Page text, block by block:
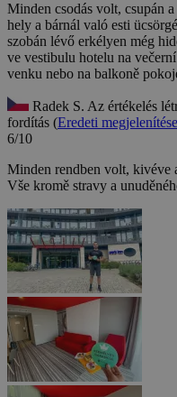
Minden csodás volt, csupán
hely a bárnál való esti
szobán lévő erkélyen még
ve vestibulu hotelu na
venku nebo na balkoně
Radek S. Az értékelés
fordítás (Eredeti megjelenítése
6/10
Minden rendben volt, kivéve
Vše kromě stravy a